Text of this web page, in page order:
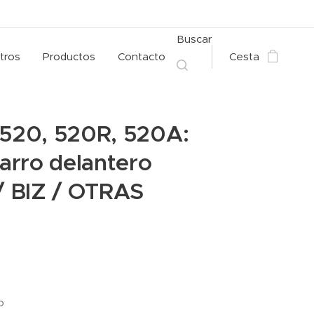
Productos Contacto
Buscar
Cesta
520R, 520A:
delantero
BIZ / OTRAS